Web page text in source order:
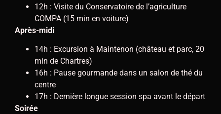
12h : Visite du Conservatoire de l’agriculture
COMPA (15 min en voiture)
Après-midi
14h : Excursion à Maintenon (château et parc, 20
min de Chartres)
16h : Pause gourmande dans un salon de thé du
centre
17h : Dernière longue session spa avant le départ
Soirée